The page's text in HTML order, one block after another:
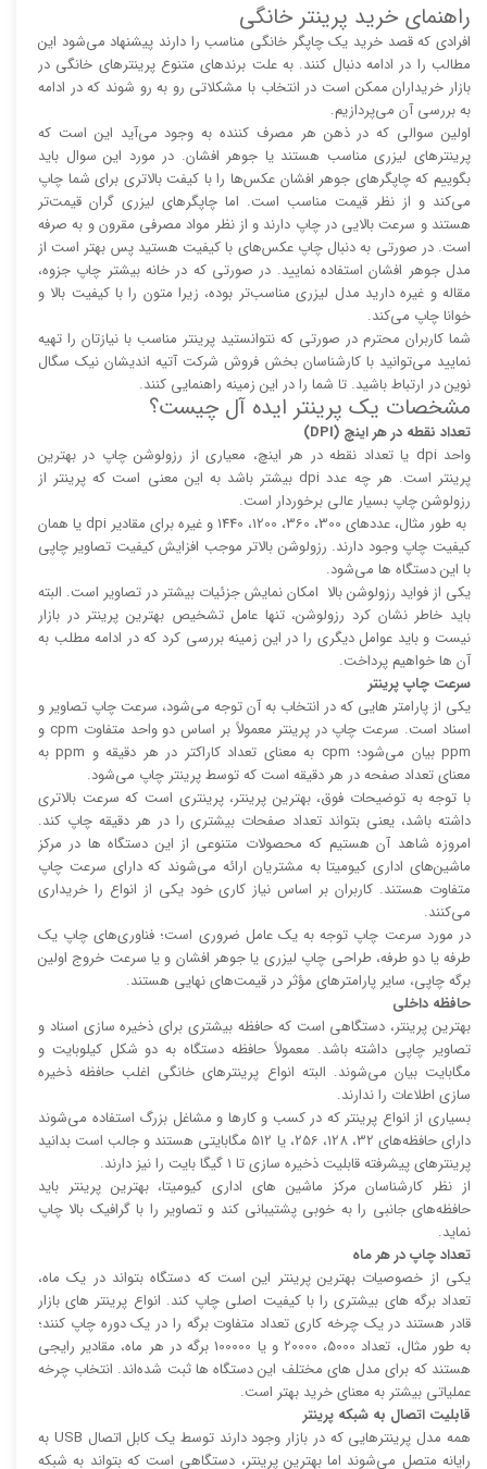
راهنمای خرید پرینتر خانگی
افرادی که قصد خرید یک چاپگر خانگی مناسب را دارند پیشنهاد می‌شود این
مطالب را در ادامه دنبال کنند. به علت برند‌های متنوع پرینتر‌های خانگی در
بازار خریداران ممکن است در انتخاب با مشکلاتی رو به رو شوند که در ادامه
به بررسی آن می‌پردازیم.
اولین سوالی که در ذهن هر مصرف کننده به وجود می‌آید این است که
پرینتر‌های لیزری مناسب هستند یا جوهر افشان. در مورد این سوال باید
بگوییم که چاپگر‌های جوهر افشان عکس‌ها را با کیفت بالا‌‌‌تری برای شما چاپ
می‌کند و از نظر قیمت مناسب است. اما چاپگر‌های لیزری گران قیمت‌تر
هستند و سرعت بالایی در چاپ دارند و از نظر مواد مصرفی مقرون و به صرفه
است. در صورتی به دنبال چاپ عکس‌های با کیفیت هستید پس بهتر است از
مدل جوهر افشان استفاده نمایید. در صورتی که در خانه بیشتر چاپ جزوه،
مقاله و غیره دارید مدل لیزری مناسب‌تر بوده، زیرا متون را با کیفیت بالا و
خوانا چاپ می‌کند.
شما کاربران محترم در صورتی که نتوانستید پرینتر مناسب با نیازتان را تهیه
نمایید می‌توانید با کارشناسان بخش فروش شرکت آتیه اندیشان نیک سگال
نوین در ارتباط باشید. تا شما را در این زمینه راهنمایی کنند.
مشخصات یک پرینتر ایده آل چیست؟
تعداد نقطه در هر اینچ (DPI)
واحد dpi یا تعداد نقطه در هر اینچ، معیاری از رزولوشن چاپ در بهترین
پرینتر است. هر چه عدد dpi بیشتر باشد به این معنی است که پرینتر از
رزولوشن چاپ بسیار عالی برخوردار است.
به طور مثال، عدد‌های 300، 360، 1200، 1440 و غیره برای مقادیر dpi یا همان
کیفیت چاپ وجود دارند. رزولوشن بالا‌‌تر موجب افزایش کیفیت تصاویر چاپی
با این دستگاه ها می‌شود.
یکی از فواید رزولوشن بالا امکان نمایش جزئیات بیشتر در تصاویر است. البته
باید خاطر نشان کرد رزولوشن، تنها عامل تشخیص بهترین پرینتر در بازار
نیست و باید عوامل دیگری را در این زمینه بررسی کرد که در ادامه مطلب به
آن ها خواهیم پرداخت.
سرعت چاپ پرینتر
یکی از پارامتر هایی که در انتخاب به آن توجه می‌شود، سرعت چاپ تصاویر و
اسناد است. سرعت چاپ در پرینتر معمولاً بر اساس دو واحد متفاوت cpm و
ppm بیان می‌شود؛ cpm به معنای تعداد کاراکتر در هر دقیقه و ppm به
معنای تعداد صفحه در هر دقیقه است که توسط پرینتر چاپ می‌شود.
با توجه به توضیحات فوق، بهترین پرینتر، پرینتری است که سرعت بالا‌‌تری
داشته باشد، یعنی بتواند تعداد صفحات بیشتری را در هر دقیقه چاپ کند.
امروزه شاهد آن هستیم که محصولات متنوعی از این دستگاه ها در مرکز
ماشین‌های اداری کیومیتا به مشتریان ارائه می‌شوند که دارای سرعت چاپ
متفاوت هستند. کاربران بر اساس نیاز کاری خود یکی از انواع را خریداری
می‌کنند.
در مورد سرعت چاپ توجه به یک عامل ضروری است؛ فناوری‌های چاپ یک
طرفه یا دو طرفه، طراحی چاپ لیزری یا جوهر افشان و یا سرعت خروج اولین
برگه چاپی، سایر پارامتر‌های مؤثر در قیمت‌های نهایی هستند.
حافظه داخلی
بهترین پرینتر، دستگاهی است که حافظه بیشتری برای ذخیره سازی اسناد و
تصاویر چاپی داشته باشد. معمولاً حافظه دستگاه به دو شکل کیلوبایت و
مگابایت بیان می‌شوند. البته انواع پرینتر‌های خانگی اغلب حافظه ذخیره
سازی اطلاعات را ندارند.
بسیاری از انواع پرینتر که در کسب و کار‌ها و مشاغل بزرگ استفاده می‌شوند
دارای حافظه‌های 32، 128، 256، یا 512 مگابایتی هستند و جالب است بدانید
پرینتر‌های پیشرفته قابلیت ذخیره سازی تا 1 گیگا بایت را نیز دارند.
از نظر کارشناسان مرکز ماشین های اداری کیومیتا، بهترین پرینتر باید
حافظه‌های جانبی را به خوبی پشتیبانی کند و تصاویر را با گرافیک بالا چاپ
نماید.
تعداد چاپ در هر ماه
یکی از خصوصیات بهترین پرینتر این است که دستگاه بتواند در یک ماه،
تعداد برگه های بیشتری را با کیفیت اصلی چاپ کند. انواع پرینتر های بازار
قادر هستند در یک چرخه کاری تعداد متفاوت برگه را در یک دوره چاپ کنند؛
به طور مثال، تعداد 5000، 20000 و یا 100000 برگه در هر ماه، مقادیر رایجی
هستند که برای مدل های مختلف این دستگاه ها ثبت شده‌اند. انتخاب چرخه
عملیاتی بیشتر به معنای خرید بهتر است.
قابلیت اتصال به شبکه پرینتر
همه مدل پرینتر‌هایی که در بازار وجود دارند توسط یک کابل اتصال USB به
رایانه متصل می‌شوند اما بهترین پرینتر، دستگاهی است که بتواند به شبکه